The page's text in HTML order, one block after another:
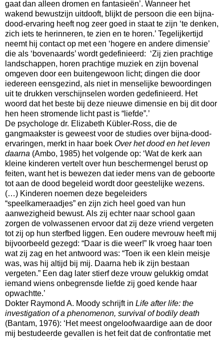
gaat dan alleen dromen en fantasieën’. Wanneer het
wakend bewustzijn uitdooft, blijkt de persoon die een bijna-
dood-ervaring heeft nog zeer goed in staat te zijn ‘te denken,
zich iets te herinneren, te zien en te horen.’ Tegelijkertijd
neemt hij contact op met een ‘hogere en andere dimensie’
die als ‘bovenaards’ wordt gedefinieerd: ‘Zij zien prachtige
landschappen, horen prachtige muziek en zijn bovenal
omgeven door een buitengewoon licht; dingen die door
iedereen eensgezind, als niet in menselijke bewoordingen
uit te drukken verschijnselen worden gedefinieerd. Het
woord dat het beste bij deze nieuwe dimensie en bij dit door
hen heen stromende licht past is “liefde”.’
De psychologe dr. Elizabeth Kübler-Ross, die de
gangmaakster is geweest voor de studies over bijna-dood-
ervaringen, merkt in haar boek Over het dood en het leven
daarna (Ambo, 1985) het volgende op: ‘Wat de kerk aan
kleine kinderen vertelt over hun beschermengel berust op
feiten, want het is bewezen dat ieder mens van de geboorte
tot aan de dood begeleid wordt door geestelijke wezens.
(…) Kinderen noemen deze begeleiders
“speelkameraadjes” en zijn zich heel goed van hun
aanwezigheid bewust. Als zij echter naar school gaan
zorgen de volwassenen ervoor dat zij deze vriend vergeten
tot zij op hun sterfbed liggen. Een oudere mevrouw heeft mij
bijvoorbeeld gezegd: “Daar is die weer!” Ik vroeg haar toen
wat zij zag en het antwoord was: “Toen ik een klein meisje
was, was hij altijd bij mij. Daarna heb ik zijn bestaan
vergeten.” Een dag later stierf deze vrouw gelukkig omdat
iemand wiens onbegrensde liefde zij goed kende haar
opwachtte.’
Dokter Raymond A. Moody schrijft in Life after life: the
investigation of a phenomenon, survival of bodily death
(Bantam, 1976): ‘Het meest ongeloofwaardige aan de door
mij bestudeerde gevallen is het feit dat de confrontatie met